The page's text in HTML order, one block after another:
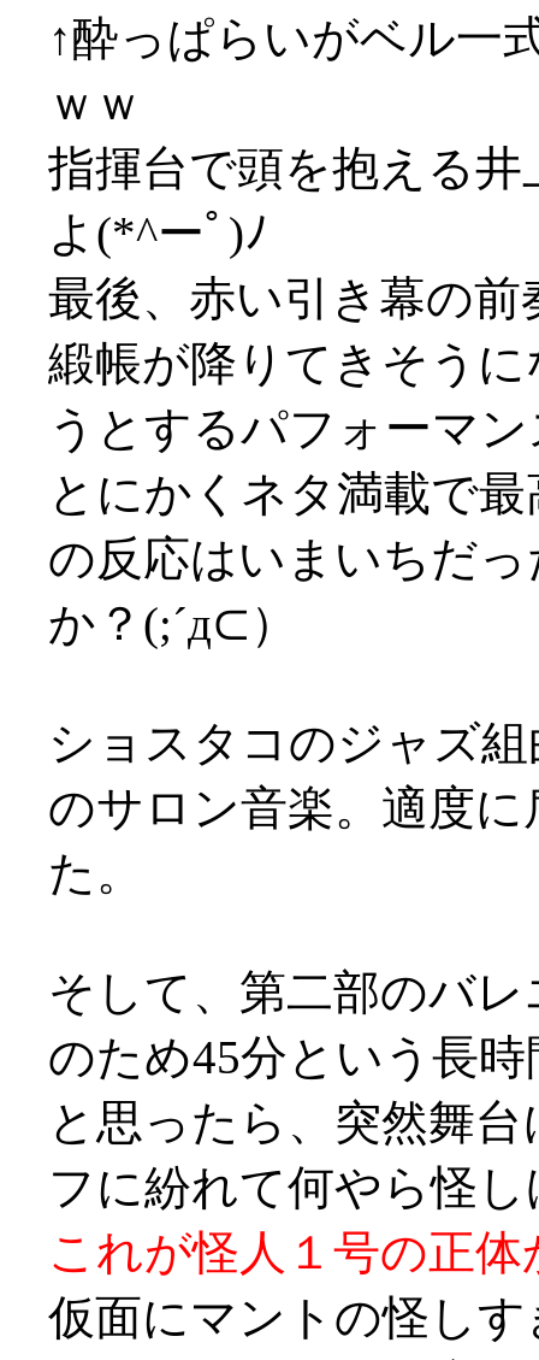
↑酔っぱらいがベル一
ｗｗ
指揮台で頭を抱える
よ(*^ーﾟ)ﾉ
最後、赤い引き幕の
緞帳が降りてきそう
うとするパフォーマ
とにかくネタ満載で
の反応はいまいちだ
か？(;´д⊂）
ショスタコのジャズ
のサロン音楽。適度
た。
そして、第二部のバ
のため45分という長
と思ったら、突然舞
フに紛れて何やら怪
これが怪人１号の正体
仮面にマントの怪し